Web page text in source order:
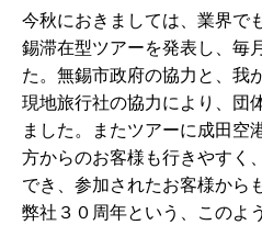
今秋におきましては、業界で
錫滞在型ツアーを発表し、毎
た。無錫市政府の協力と、我
現地旅行社の協力により、団
ました。またツアーに成田空
方からのお客様も行きやすく
でき、参加されたお客様から
弊社３０周年という、このよ